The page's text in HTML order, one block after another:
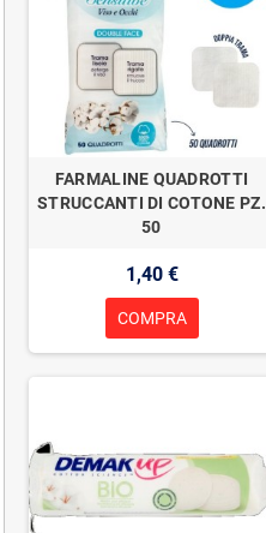
FARMALINE QUADROTTI
STRUCCANTI DI COTONE PZ.
50
1,40 €
COMPRA